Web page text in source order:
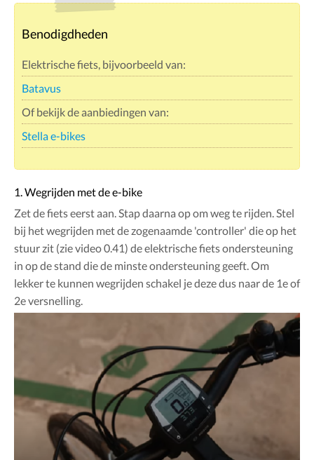
Benodigdheden
Elektrische fiets, bijvoorbeeld van:
Batavus
Of bekijk de aanbiedingen van:
Stella e-bikes
1. Wegrijden met de e-bike
Zet de fiets eerst aan. Stap daarna op om weg te rijden. Stel
bij het wegrijden met de zogenaamde 'controller' die op het
stuur zit (zie video 0.41) de elektrische fiets ondersteuning
in op de stand die de minste ondersteuning geeft. Om
lekker te kunnen wegrijden schakel je deze dus naar de 1e of
2e versnelling.